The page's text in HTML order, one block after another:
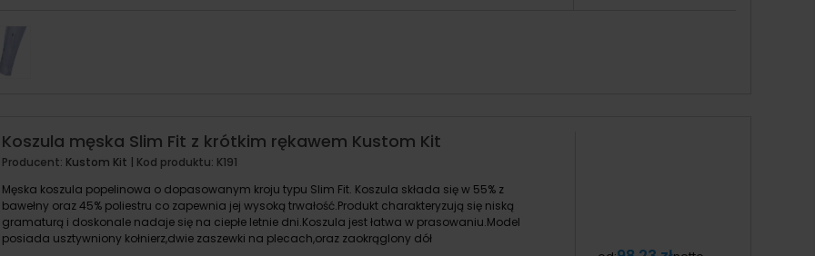
Koszula męska Slim Fit z krótkim rękawem Kustom Kit
Producent: Kustom Kit | Kod produktu: K191
Męska koszula popelinowa o dopasowanym kroju typu Slim Fit. Koszula składa się w 55% z
bawełny oraz 45% poliestru co zapewnia jej wysoką trwałość.Produkt charakteryzują się niską
gramaturą i doskonale nadaje się na ciepłe letnie dni.Koszula jest łatwa w prasowaniu.Model
posiada usztywniony kołnierz,dwie zaszewki na plecach,oraz zaokrąglony dół